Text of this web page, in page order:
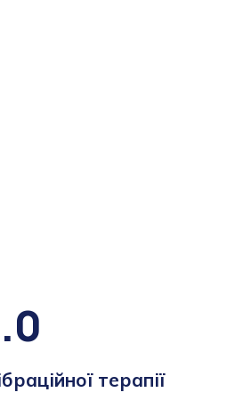
терапії